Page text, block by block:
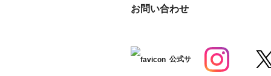
お問い合わせ
公式サ